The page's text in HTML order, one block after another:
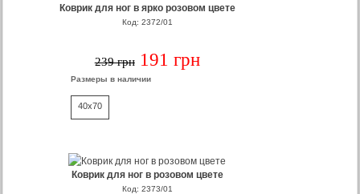
Коврик для ног в ярко розовом цвете
Код: 2372/01
239 грн 191 грн
Размеры в наличии
40x70
Коврик для ног в розовом цвете
Код: 2373/01